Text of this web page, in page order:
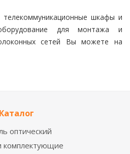
шкафы и
для монтажа и
сетей Вы можете на
Каталог
оптический